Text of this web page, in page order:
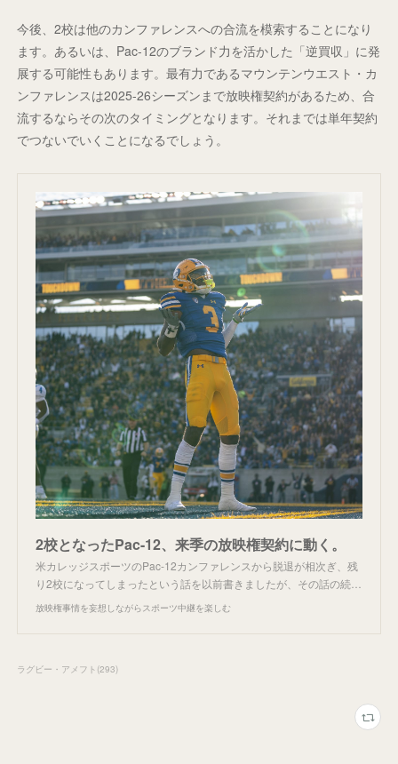
今後、2校は他のカンファレンスへの合流を模索することになり
ます。あるいは、Pac-12のブランド力を活かした「逆買収」に発
展する可能性もあります。最有力であるマウンテンウエスト・カ
ンファレンスは2025-26シーズンまで放映権契約があるため、合
流するならその次のタイミングとなります。それまでは単年契約
でつないでいくことになるでしょう。
2校となったPac-12、来季の放映権契約に動く。
米カレッジスポーツのPac-12カンファレンスから脱退が相次ぎ、残
り2校になってしまったという話を以前書きましたが、その話の続…
放映権事情を妄想しながらスポーツ中継を楽しむ
ラグビー・アメフト (293)